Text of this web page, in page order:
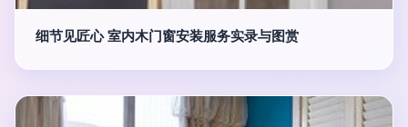
细节见匠心 室内木门窗安装服务实录与图赏